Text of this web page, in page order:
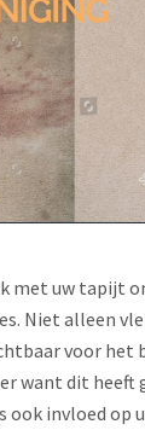
met uw tapijt
Niet alleen
voor het
want dit heeft
ook invloed op